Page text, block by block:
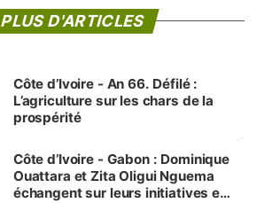
PLUS D'ARTICLES
Côte d’Ivoire - An 66. Défilé :
L’agriculture sur les chars de la
prospérité
Côte d’Ivoire - Gabon : Dominique
Ouattara et Zita Oligui Nguema
échangent sur leurs initiatives en